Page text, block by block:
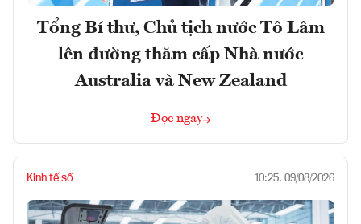
Tổng Bí thư, Chủ tịch nước Tô Lâm
lên đường thăm cấp Nhà nước
Australia và New Zealand
Đọc ngay
Kinh tế số 10:25, 09/08/2026